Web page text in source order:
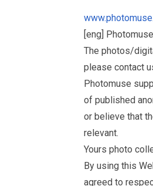
[eng]
The photos/
please contact
Photomuse
of published
or believe that
relevant.
Yours photo
By using this
agreed to